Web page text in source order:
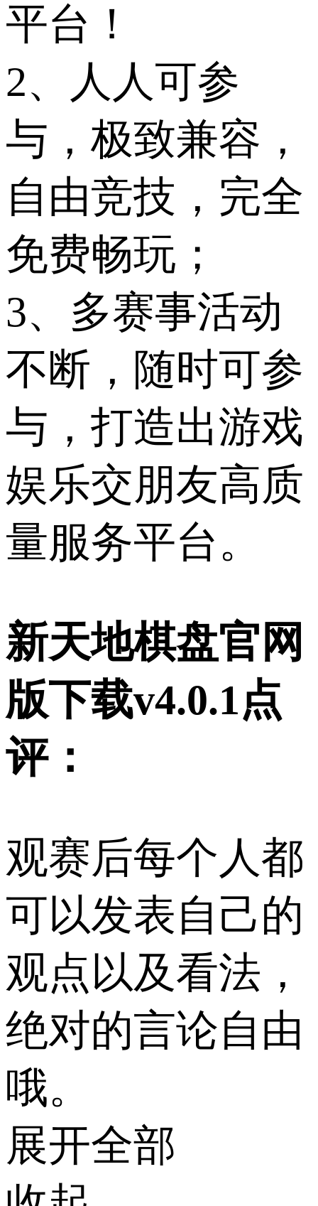
平台！
2、人人可参
与，极致兼容，
自由竞技，完全
免费畅玩；
3、多赛事活动
不断，随时可参
与，打造出游戏
娱乐交朋友高质
量服务平台。
新天地棋盘官网
版下载v4.0.1点
评：
观赛后每个人都
可以发表自己的
观点以及看法，
绝对的言论自由
哦。
展开全部